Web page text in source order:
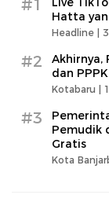
#1
Hatta
Headline |
#2
Akhirnya,
dan
Kotabaru |
#3
Pemudik
Gratis
Kota